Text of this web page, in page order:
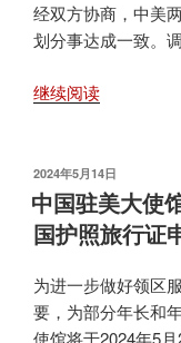
业
务
上
+到
场
采
指
纹”
办
经双方协商，中美
划分事达成一致。
继续阅读“关
国
驻
美
国
使
领
馆
发
布
于
2024年5月14日
中国驻美大使
国护照旅行证
为进一步做好领区
要，为部分年长和
使馆将于2024年5